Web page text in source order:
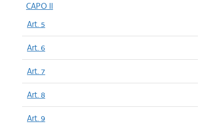
CAPO II
Art. 5
Art. 6
Art. 7
Art. 8
Art. 9